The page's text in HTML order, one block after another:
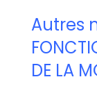
Autres
DE LA